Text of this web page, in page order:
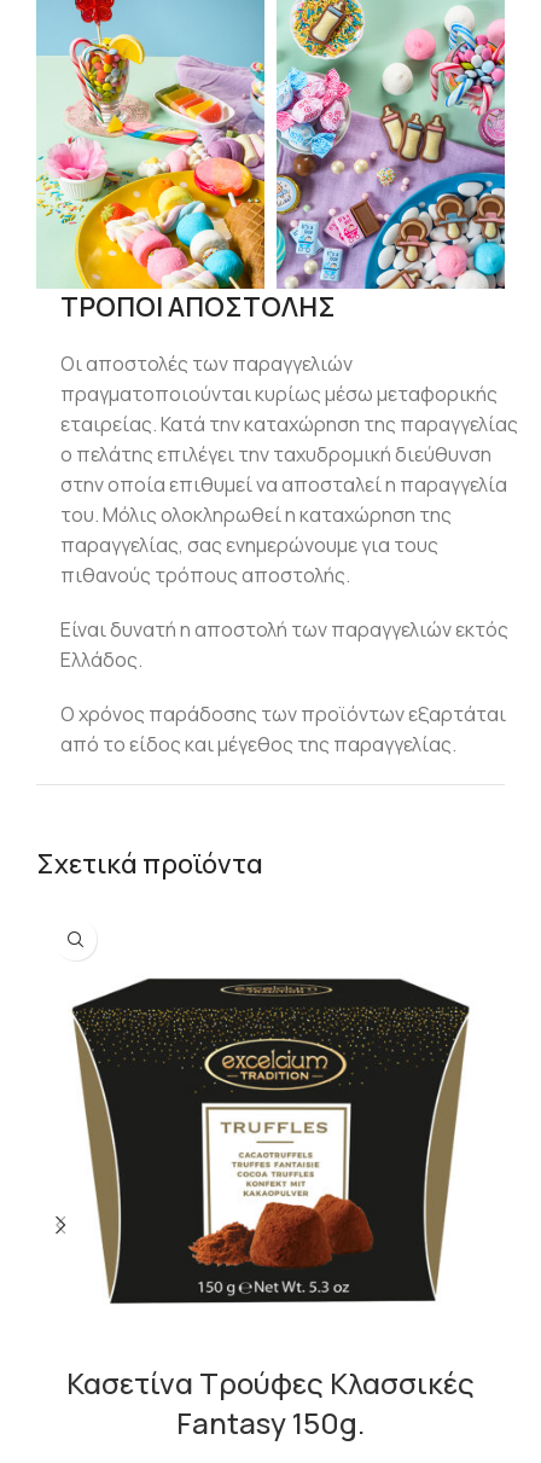
ΤΡΟΠΟΙ ΑΠΟΣΤΟΛΗΣ
Οι αποστολές των παραγγελιών
πραγματοποιούνται κυρίως μέσω μεταφορικής
εταιρείας. Κατά την καταχώρηση της παραγγελίας
ο πελάτης επιλέγει την ταχυδρομική διεύθυνση
στην οποία επιθυμεί να αποσταλεί η παραγγελία
του. Μόλις ολοκληρωθεί η καταχώρηση της
παραγγελίας, σας ενημερώνουμε για τους
πιθανούς τρόπους αποστολής.
Είναι δυνατή η αποστολή των παραγγελιών εκτός
Ελλάδος.
Ο χρόνος παράδοσης των προϊόντων εξαρτάται
από το είδος και μέγεθος της παραγγελίας.
Σχετικά προϊόντα
Κασετίνα Τρούφες Κλασσικές
Fantasy 150g.